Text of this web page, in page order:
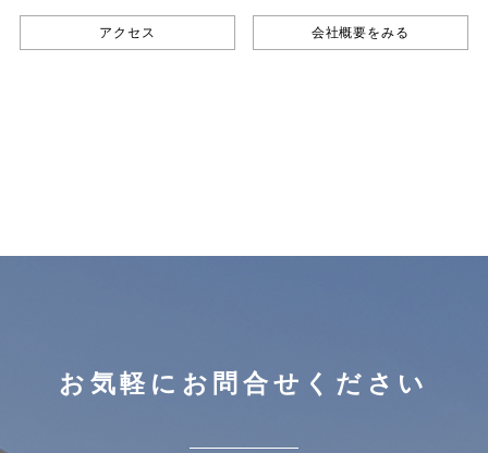
アクセス 会社概要をみる
お気軽にお問合せください